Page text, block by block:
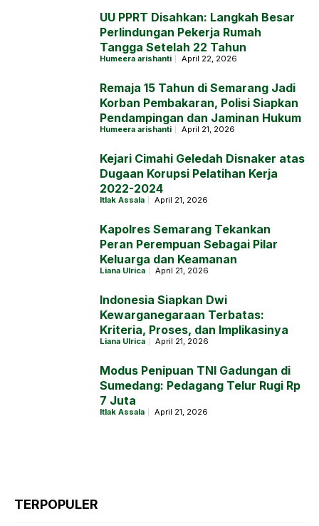
UU PPRT Disahkan: Langkah Besar
Perlindungan Pekerja Rumah
Tangga Setelah 22 Tahun
Humeera arishanti April 22, 2026
Remaja 15 Tahun di Semarang Jadi
Korban Pembakaran, Polisi Siapkan
Pendampingan dan Jaminan Hukum
Humeera arishanti April 21, 2026
Kejari Cimahi Geledah Disnaker atas
Dugaan Korupsi Pelatihan Kerja
2022-2024
Itlak Assala April 21, 2026
Kapolres Semarang Tekankan
Peran Perempuan Sebagai Pilar
Keluarga dan Keamanan
Liana Ulrica April 21, 2026
Indonesia Siapkan Dwi
Kewarganegaraan Terbatas:
Kriteria, Proses, dan Implikasinya
Liana Ulrica April 21, 2026
Modus Penipuan TNI Gadungan di
Sumedang: Pedagang Telur Rugi Rp
7 Juta
Itlak Assala April 21, 2026
TERPOPULER